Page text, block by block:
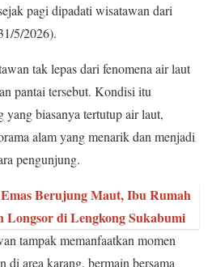
pagi dipadati wisatawan dari
5/2026).
tak lepas dari fenomena air laut
pantai tersebut. Kondisi itu
yang biasanya tertutup air laut,
alam yang menarik dan menjadi
pengunjung.
Berujung Maut, Ibu Rumah
Longsor di Lengkong Sukabumi
tampak memanfaatkan momen
di area karang, bermain bersama